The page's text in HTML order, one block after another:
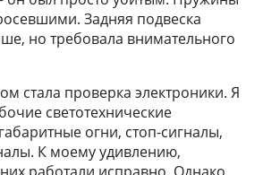
Задняя подвеска
но требовала внимательного
стала проверка электроники. Я
светотехнические
огни, стоп-сигналы,
К моему удивлению,